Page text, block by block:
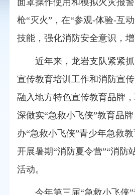
枪“灭火”，在“参观-体验-互
技能，强化消防安全意识，增
近年来，龙岩支队紧紧
宣传教育培训工作和消防宣
融入地方特色宣传教育品牌
深做实“急救小飞侠”教育品
办“急救小飞侠”青少年急救
开展暑期“消防夏令营”“消防
活动。
今年第三届“急救小飞侠